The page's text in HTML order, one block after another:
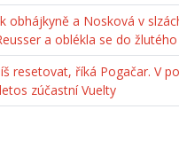
obhájkyně a Nosková v
a oblékla se do žlutého
resetovat, říká Pogačar. V
zúčastní Vuelty